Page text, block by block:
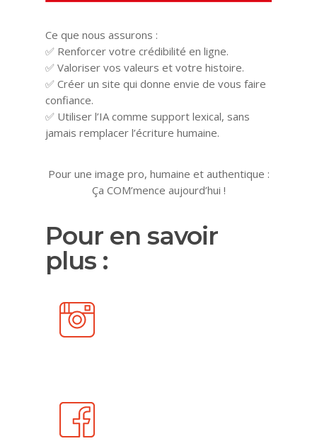
Ce que nous assurons :
✅ Renforcer votre crédibilité en ligne.
✅ Valoriser vos valeurs et votre histoire.
✅ Créer un site qui donne envie de vous faire
confiance.
✅ Utiliser l’IA comme support lexical, sans
jamais remplacer l’écriture humaine.
Pour une image pro, humaine et authentique :
Ça COM’mence aujourd’hui !
Pour en savoir
plus :